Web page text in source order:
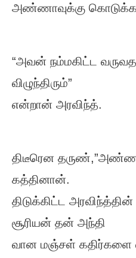
அண்ணாவுக்கு
“அவன் நம்மகிட்ட
விழுந்திரும்”
என்றான் அரவிந்த்.
திடீரென
கத்தினான்.
திடுக்கிட்ட அரவிந்த்தின்
சூரியன் தன் அந்தி
வான மஞ்சள் கதிர்களை